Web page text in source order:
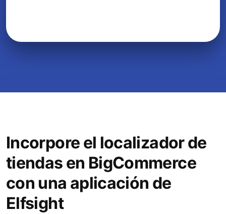
Incorpore el localizador de
tiendas en BigCommerce
con una aplicación de
Elfsight